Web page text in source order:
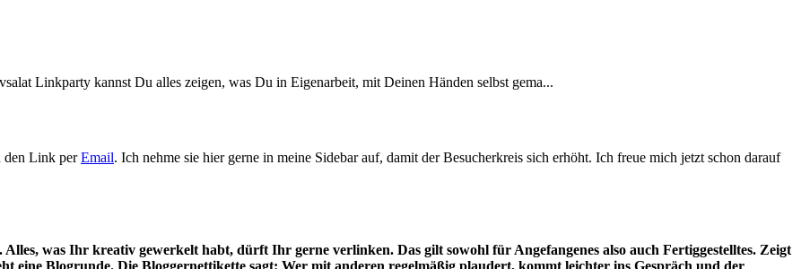
Linkparty kannst Du alles zeigen, was Du in Eigenarbeit, mit Deinen Händen selbst gema...
den Link perEmail. Ich nehme sie hier gerne in meine Sidebar auf, damit der Besucherkreis sich erhöht. Ich freue mich jetzt schon darauf
was Ihr kreativ gewerkelt habt, dürft Ihr gerne verlinken. Das gilt sowohl für Angefangenes also auch Fertiggestelltes. Zeigt